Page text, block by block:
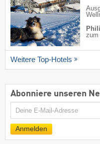
zum
Weitere Top-Hotels
Abonniere unseren
E-
Anmelden